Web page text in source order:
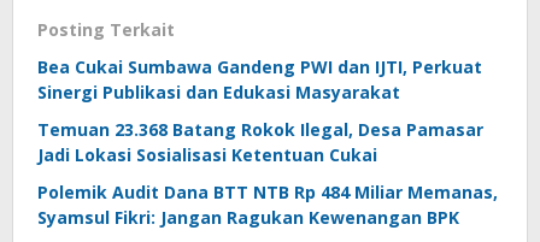
Posting Terkait
Bea Cukai Sumbawa Gandeng PWI dan IJTI, Perkuat
Sinergi Publikasi dan Edukasi Masyarakat
Temuan 23.368 Batang Rokok Ilegal, Desa Pamasar
Jadi Lokasi Sosialisasi Ketentuan Cukai
Polemik Audit Dana BTT NTB Rp 484 Miliar Memanas,
Syamsul Fikri: Jangan Ragukan Kewenangan BPK